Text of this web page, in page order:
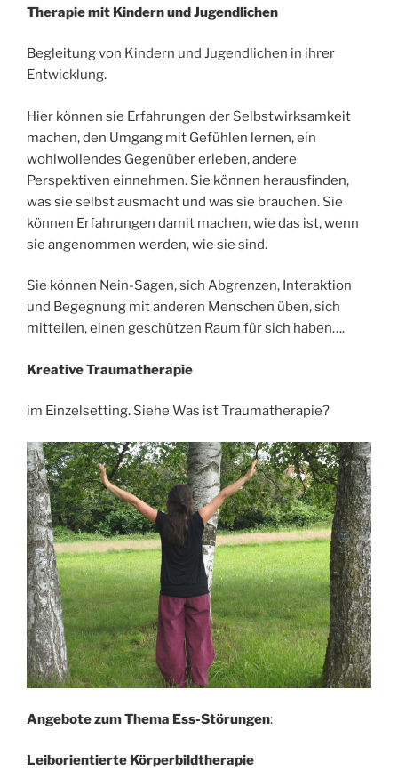
Therapie mit Kindern und Jugendlichen
Begleitung von Kindern und Jugendlichen in ihrer
Entwicklung.
Hier können sie Erfahrungen der Selbstwirksamkeit
machen, den Umgang mit Gefühlen lernen, ein
wohlwollendes Gegenüber erleben, andere
Perspektiven einnehmen. Sie können herausfinden,
was sie selbst ausmacht und was sie brauchen. Sie
können Erfahrungen damit machen, wie das ist, wenn
sie angenommen werden, wie sie sind.
Sie können Nein-Sagen, sich Abgrenzen, Interaktion
und Begegnung mit anderen Menschen üben, sich
mitteilen, einen geschützen Raum für sich haben….
Kreative Traumatherapie
im Einzelsetting. Siehe Was ist Traumatherapie?
Angebote zum Thema Ess-Störungen:
Leiborientierte Körperbildtherapie